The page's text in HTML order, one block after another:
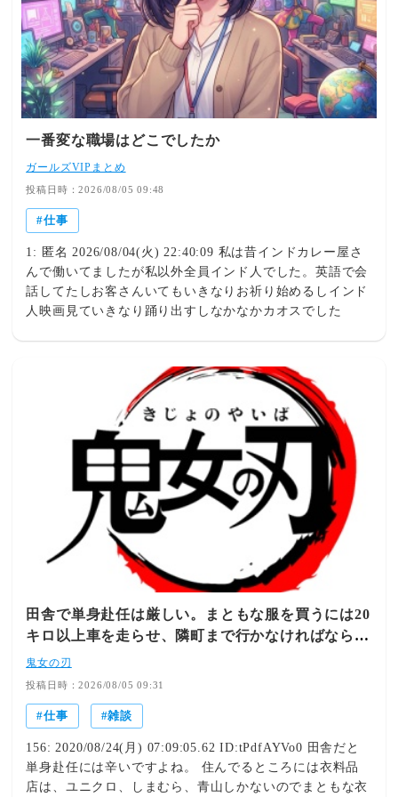
一番変な職場はどこでしたか
ガールズVIPまとめ
投稿日時：2026/08/05 09:48
仕事
1: 匿名 2026/08/04(火) 22:40:09 私は昔インドカレー屋さ
んで働いてましたが私以外全員インド人でした。英語で会
話してたしお客さんいてもいきなりお祈り始めるしインド
人映画見ていきなり踊り出すしなかなかカオスでした
田舎で単身赴任は厳しい。まともな服を買うには20
キロ以上車を走らせ、隣町まで行かなければならな
い。
鬼女の刃
投稿日時：2026/08/05 09:31
仕事 雑談
156: 2020/08/24(月) 07:09:05.62 ID:tPdfAYVo0 田舎だと
単身赴任には辛いですよね。 住んでるところには衣料品
店は、ユニクロ、しまむら、青山しかないのでまともな衣